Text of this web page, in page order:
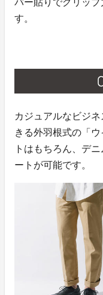
バー貼りでグリッ
す。
カジュアルなビジ
きる外羽根式の「
トはもちろん、デ
ートが可能です。